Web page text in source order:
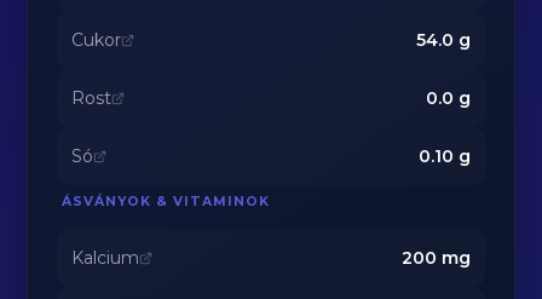
Cukor 54.0 g
Rost 0.0 g
Só 0.10 g
ÁSVÁNYOK & VITAMINOK
Kalcium 200 mg